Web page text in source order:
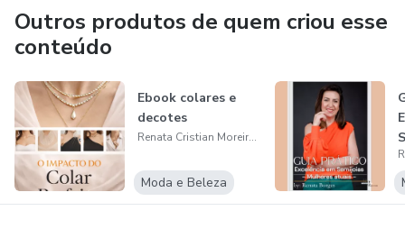
Outros produtos de quem criou esse
conteúdo
Ebook colares e
decotes
Renata Cristian Moreira Borges
Moda e Beleza